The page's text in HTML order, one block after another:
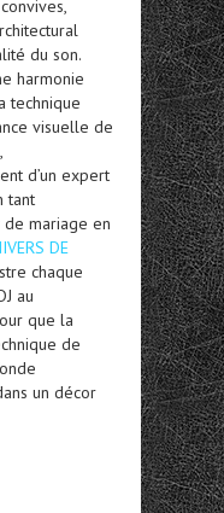
du son.
harmonie
technique
visuelle de
d’un expert
tant
mariage en
DE
chaque
au
que la
de
un décor